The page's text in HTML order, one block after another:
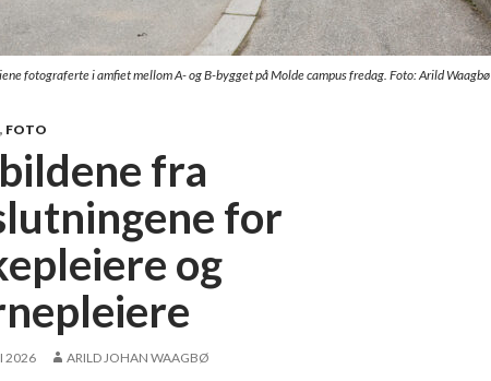
fotograferte i amfiet mellom A- og B-bygget på Molde campus fredag. Foto: Arild Waagbø
, FOTO
fra
for
og
2026 ARILD JOHAN WAAGBØ